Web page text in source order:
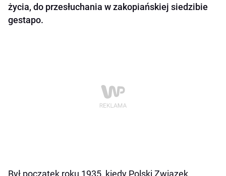
życia, do przesłuchania w zakopiańskiej siedzibie
gestapo.
Był początek roku 1935, kiedy Polski Związek